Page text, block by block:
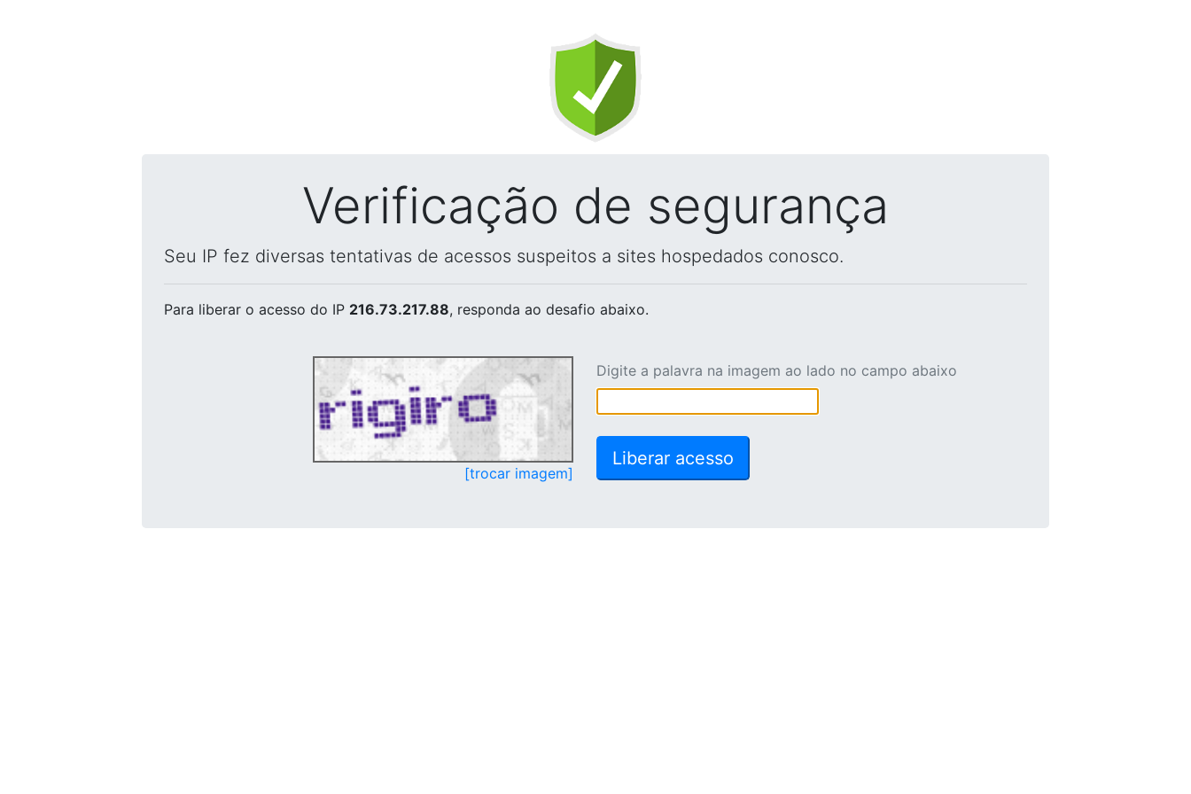
Verificação de segurança
Seu IP fez diversas tentativas de acessos suspeitos a sites hospedados conosco.
Para liberar o acesso do IP 216.73.217.88, responda ao desafio abaixo.
[trocar imagem]
Digite a palavra na imagem ao lado no campo abaixo